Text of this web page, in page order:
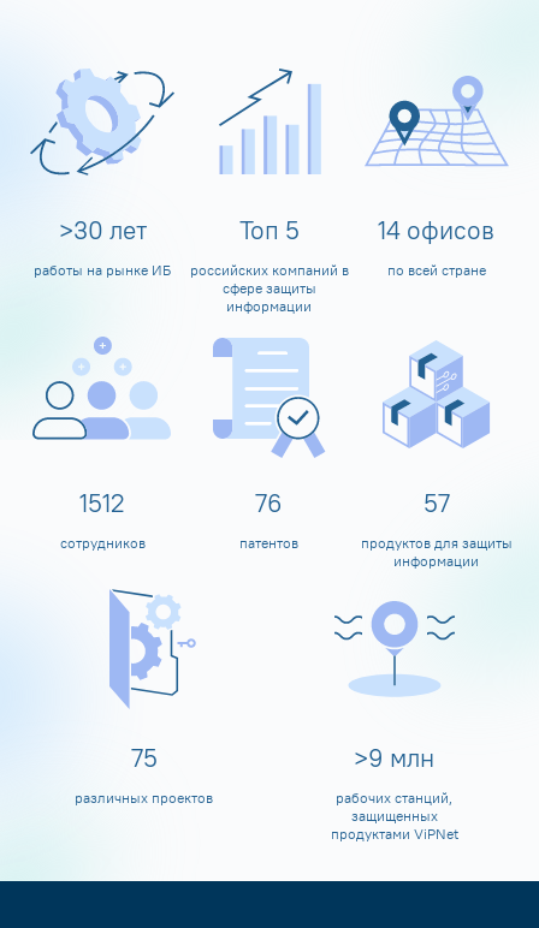
>30 лет
работы на рынке ИБ
Топ 5
российских компаний в
сфере защиты
информации
14 офисов
по всей стране
1600
сотрудников
80
патентов
60
продуктов для защиты
информации
80
различных проектов
>10 млн
рабочих станций,
защищенных
продуктами ViPNet